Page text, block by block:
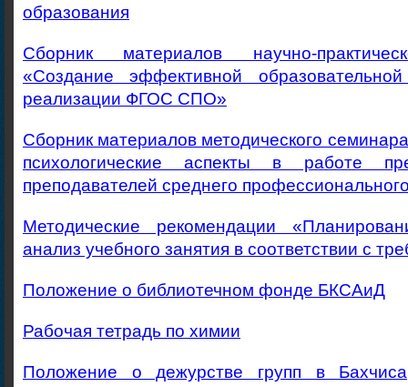
образования
Сборник материалов научно-
«Создание эффективной
реализации ФГОС СПО»
Сборник материалов методического
психологические аспекты в работе
преподавателей среднего
Методические рекомендации
анализ учебного занятия в соответствии с
Положение о библиотечном фонде БКСАиД
Рабочая тетрадь по химии
Положение о дежурстве групп в